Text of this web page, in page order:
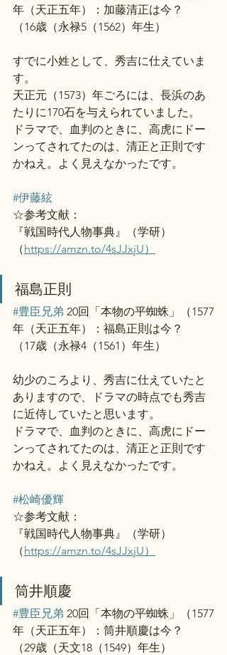
年（天正五年）：加藤清正は今？
（16歳（永禄5（1562）年生）
すでに小姓として、秀吉に仕えていま
す。
天正元（1573）年ごろには、長浜のあ
たりに170石を与えられていました。
ドラマで、血判のときに、高虎にドー
ンってされてたのは、清正と正則です
かねえ。よく見えなかったです。
#伊藤絃
☆参考文献：
『戦国時代人物事典』（学研）
（https://amzn.to/4sJJxjU）
福島正則
#豊臣兄弟 20回「本物の平蜘蛛」（1577
年（天正五年）：福島正則は今？
（17歳（永禄4（1561）年生）
幼少のころより、秀吉に仕えていたと
ありますので、ドラマの時点でも秀吉
に近侍していたと思います。
ドラマで、血判のときに、高虎にドー
ンってされてたのは、清正と正則です
かねえ。よく見えなかったです。
#松崎優輝
☆参考文献：
『戦国時代人物事典』（学研）
（https://amzn.to/4sJJxjU）
筒井順慶
#豊臣兄弟 20回「本物の平蜘蛛」（1577
年（天正五年）：筒井順慶は今？
（29歳（天文18（1549）年生）